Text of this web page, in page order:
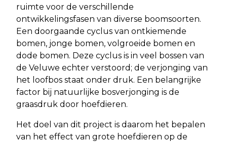
ruimte voor de verschillende
ontwikkelingsfasen van diverse boomsoorten.
Een doorgaande cyclus van ontkiemende
bomen, jonge bomen, volgroeide bomen en
dode bomen. Deze cyclus is in veel bossen van
de Veluwe echter verstoord; de verjonging van
het loofbos staat onder druk. Een belangrijke
factor bij natuurlijke bosverjonging is de
graasdruk door hoefdieren.
Het doel van dit project is daarom het bepalen
van het effect van grote hoefdieren op de